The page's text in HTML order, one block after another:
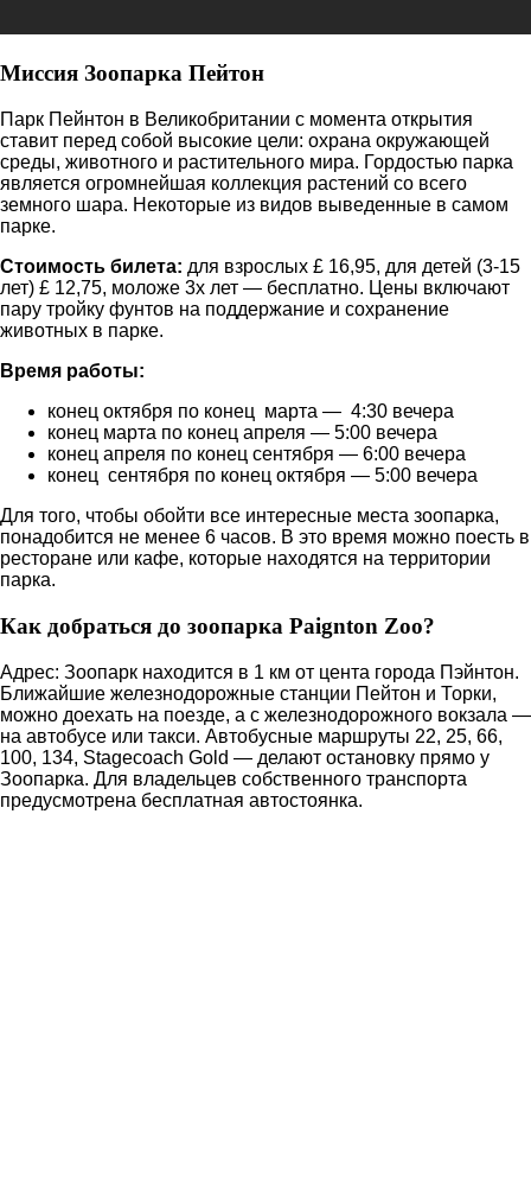
Миссия Зоопарка Пейтон
Парк Пейнтон в Великобритании с момента открытия
ставит перед собой высокие цели: охрана окружающей
среды, животного и растительного мира. Гордостью парка
является огромнейшая коллекция растений со всего
земного шара. Некоторые из видов выведенные в самом
парке.
Стоимость билета: для взрослых £ 16,95, для детей (3-15
лет) £ 12,75, моложе 3х лет — бесплатно. Цены включают
пару тройку фунтов на поддержание и сохранение
животных в парке.
Время работы:
конец октября по конец марта — 4:30 вечера
конец марта по конец апреля — 5:00 вечера
конец апреля по конец сентября — 6:00 вечера
конец сентября по конец октября — 5:00 вечера
Для того, чтобы обойти все интересные места зоопарка,
понадобится не менее 6 часов. В это время можно поесть в
ресторане или кафе, которые находятся на территории
парка.
Как добраться до зоопарка Paignton Zoo?
Адрес: Зоопарк находится в 1 км от цента города Пэйнтон.
Ближайшие железнодорожные станции Пейтон и Торки,
можно доехать на поезде, а с железнодорожного вокзала —
на автобусе или такси. Автобусные маршруты 22, 25, 66,
100, 134, Stagecoach Gold — делают остановку прямо у
Зоопарка. Для владельцев собственного транспорта
предусмотрена бесплатная автостоянка.